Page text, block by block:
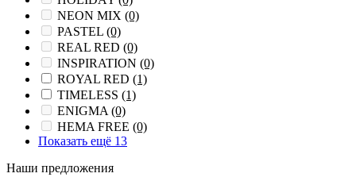
NEON MIX (0)
PASTEL (0)
REAL RED (0)
INSPIRATION (0)
ROYAL RED (1)
TIMELESS (1)
ENIGMA (0)
HEMA FREE (0)
Показать ещё 13
Наши предложения